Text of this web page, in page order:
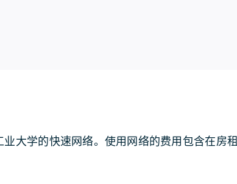
大学的快速网络。使用网络的费用包含在房租